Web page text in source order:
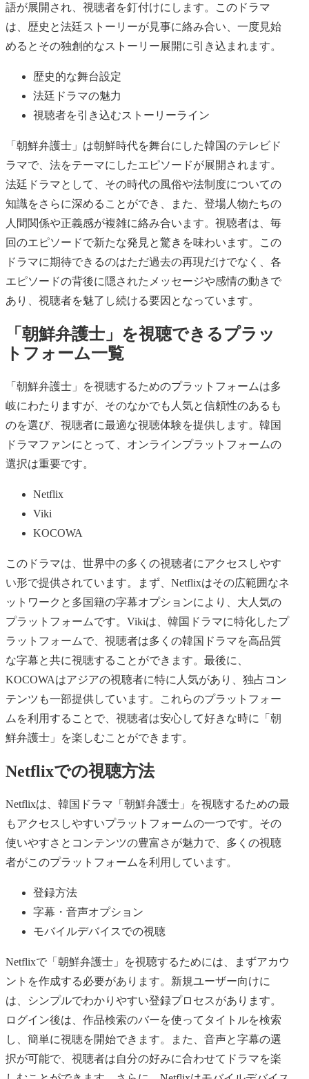
語が展開され、視聴者を釘付けにします。このドラマ
は、歴史と法廷ストーリーが見事に絡み合い、一度見始
めるとその独創的なストーリー展開に引き込まれます。
歴史的な舞台設定
法廷ドラマの魅力
視聴者を引き込むストーリーライン
「朝鮮弁護士」は朝鮮時代を舞台にした韓国のテレビド
ラマで、法をテーマにしたエピソードが展開されます。
法廷ドラマとして、その時代の風俗や法制度についての
知識をさらに深めることができ、また、登場人物たちの
人間関係や正義感が複雑に絡み合います。視聴者は、毎
回のエピソードで新たな発見と驚きを味わいます。この
ドラマに期待できるのはただ過去の再現だけでなく、各
エピソードの背後に隠されたメッセージや感情の動きで
あり、視聴者を魅了し続ける要因となっています。
「朝鮮弁護士」を視聴できるプラッ
トフォーム一覧
「朝鮮弁護士」を視聴するためのプラットフォームは多
岐にわたりますが、そのなかでも人気と信頼性のあるも
のを選び、視聴者に最適な視聴体験を提供します。韓国
ドラマファンにとって、オンラインプラットフォームの
選択は重要です。
Netflix
Viki
KOCOWA
このドラマは、世界中の多くの視聴者にアクセスしやす
い形で提供されています。まず、Netflixはその広範囲なネ
ットワークと多国籍の字幕オプションにより、大人気の
プラットフォームです。Vikiは、韓国ドラマに特化したプ
ラットフォームで、視聴者は多くの韓国ドラマを高品質
な字幕と共に視聴することができます。最後に、
KOCOWAはアジアの視聴者に特に人気があり、独占コン
テンツも一部提供しています。これらのプラットフォー
ムを利用することで、視聴者は安心して好きな時に「朝
鮮弁護士」を楽しむことができます。
Netflixでの視聴方法
Netflixは、韓国ドラマ「朝鮮弁護士」を視聴するための最
もアクセスしやすいプラットフォームの一つです。その
使いやすさとコンテンツの豊富さが魅力で、多くの視聴
者がこのプラットフォームを利用しています。
登録方法
字幕・音声オプション
モバイルデバイスでの視聴
Netflixで「朝鮮弁護士」を視聴するためには、まずアカウ
ントを作成する必要があります。新規ユーザー向けに
は、シンプルでわかりやすい登録プロセスがあります。
ログイン後は、作品検索のバーを使ってタイトルを検索
し、簡単に視聴を開始できます。また、音声と字幕の選
択が可能で、視聴者は自分の好みに合わせてドラマを楽